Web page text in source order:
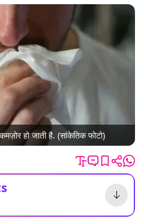
हो जाती है. (सांकेतिक फोटो)